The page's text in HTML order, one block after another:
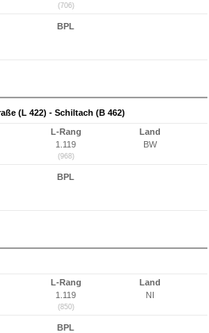
(706)
BPL
(L 422) - Schiltach (B 462)
L-Rang
1.119
(968)
Land
BW
BPL
L-Rang
1.119
(850)
Land
NI
BPL